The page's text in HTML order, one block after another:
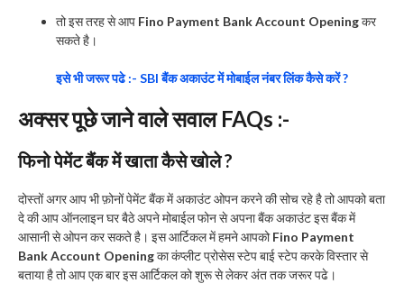
तो इस तरह से आप Fino Payment Bank Account Openingकर
सकते है।
इसे भी जरूर पढे :- SBI बैंक अकाउंट में मोबाईल नंबर लिंक कैसे करें ?
अक्सर पूछे जाने वाले सवाल FAQs :-
फिनो पेमेंट बैंक में खाता कैसे खोले ?
दोस्तों अगर आप भी फ़ोनों पेमेंट बैंक में अकाउंट ओपन करने की सोच रहे है तो आपको बता
दे की आप ऑनलाइन घर बैठे अपने मोबाईल फोन से अपना बैंक अकाउंट इस बैंक में
आसानी से ओपन कर सकते है। इस आर्टिकल में हमने आपकोFino Payment
Bank Account Openingका कंप्लीट प्रोसेस स्टेप बाई स्टेप करके विस्तार से
बताया है तो आप एक बार इस आर्टिकल को शुरू से लेकर अंत तक जरूर पढे।